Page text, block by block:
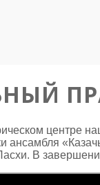
центре
ансамбля
В